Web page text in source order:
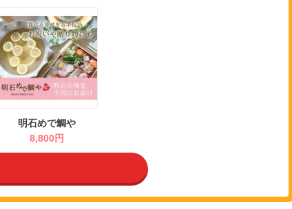
明石めで鯛や
8,800円